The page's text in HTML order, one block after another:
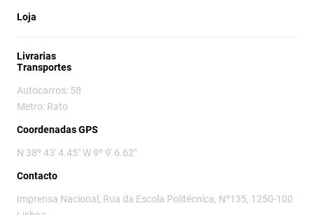
Loja
Livrarias
Transportes
Autocarros: 58
Metro: Rato
Coordenadas GPS
N 38º 43' 4.45" W 9º 9' 6.62"
Contacto
Imprensa Nacional, Rua da Escola Politécnica, Nº135, 1250-100